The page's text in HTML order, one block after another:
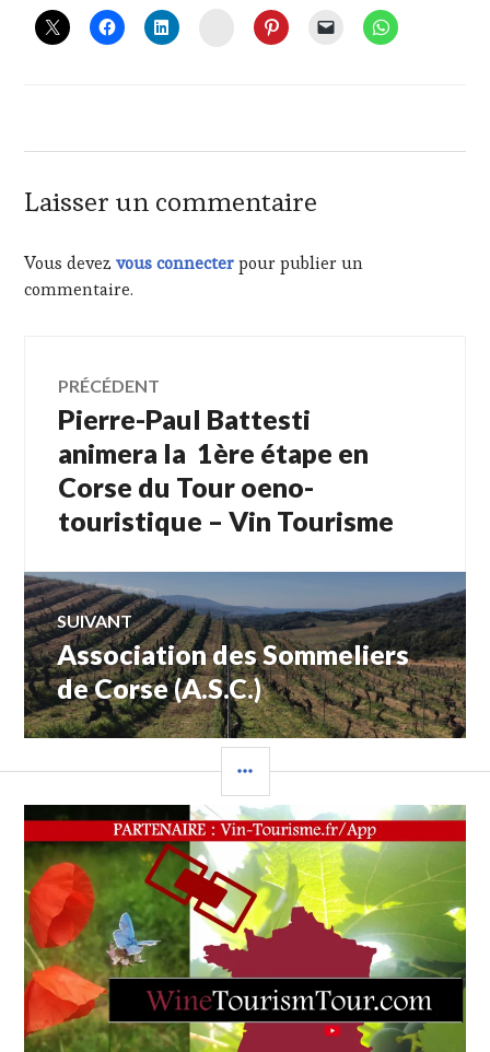
AVRIL
2019
INSTAGRAM
Laisser un commentaire
Vous devezvous connecterpour publier un
commentaire.
Navigation
de
l’article
PRÉCÉDENT
Article
précédent :
Pierre-Paul Battesti
animera la 1ère étape en
Corse du Tour oeno-
touristique – Vin Tourisme
SUIVANT
Article
Suivant:
Association des Sommeliers
de Corse (A.S.C.)
LATÉRALE